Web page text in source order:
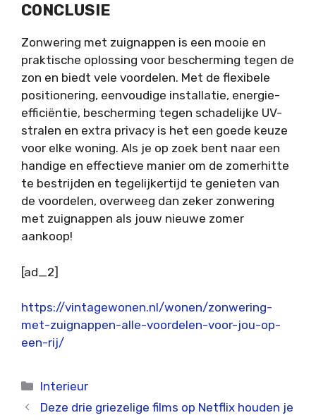
CONCLUSIE
Zonwering met zuignappen is een mooie en
praktische oplossing voor bescherming tegen de
zon en biedt vele voordelen. Met de flexibele
positionering, eenvoudige installatie, energie-
efficiëntie, bescherming tegen schadelijke UV-
stralen en extra privacy is het een goede keuze
voor elke woning. Als je op zoek bent naar een
handige en effectieve manier om de zomerhitte
te bestrijden en tegelijkertijd te genieten van
de voordelen, overweeg dan zeker zonwering
met zuignappen als jouw nieuwe zomer
aankoop!
[ad_2]
https://vintagewonen.nl/wonen/zonwering-
met-zuignappen-alle-voordelen-voor-jou-op-
een-rij/
Categorieën
Interieur
Deze drie griezelige films op Netflix houden je